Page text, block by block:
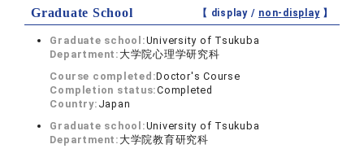
Graduate School 【 display / non-display】
Graduate school:University of Tsukuba
Department: 大学院心理学研究科
Course completed:Doctor's Course
Completion status:Completed
Country: Japan
Graduate school:University of Tsukuba
Department: 大学院教育研究科